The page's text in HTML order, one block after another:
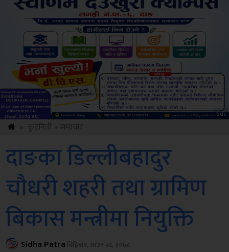
Amb
दाङका डिल्लीबहादुर
चौधरी शहरी तथा ग्रामिण
बिकास मन्त्रीमा नियुक्ति
Sidha Patraबिहिबार, साउन २८, २०७८